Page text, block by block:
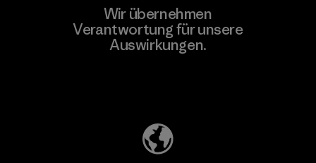
Wir übernehmen
Verantwortung für unsere
Auswirkungen.